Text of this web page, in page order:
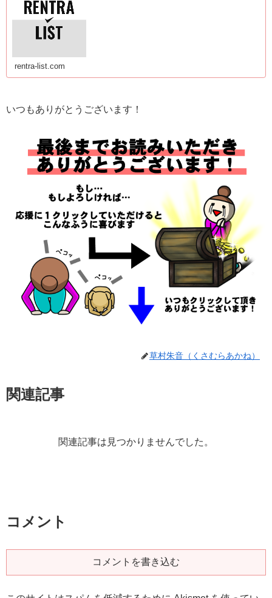
rentra-list.com
いつもありがとうございます！
草村朱音（くさむらあかね）
関連記事
関連記事は見つかりませんでした。
コメント
コメントを書き込む